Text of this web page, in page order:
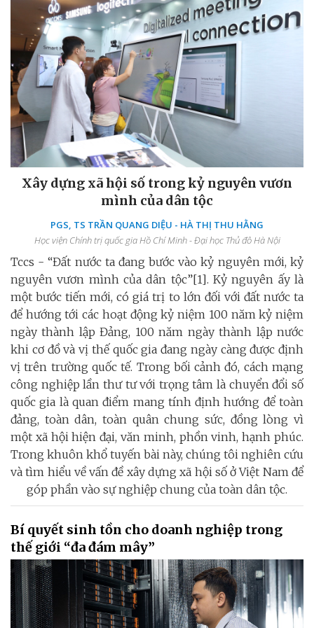
Xây dựng xã hội số trong kỷ nguyên vươn
mình của dân tộc
PGS, TS TRẦN QUANG DIỆU - HÀ THỊ THU HẰNG
Học viện Chính trị quốc gia Hồ Chí Minh - Đại học Thủ đô Hà Nội
Tccs - “Đất nước ta đang bước vào kỷ nguyên mới, kỷ
nguyên vươn mình của dân tộc”[1]. Kỷ nguyên ấy là
một bước tiến mới, có giá trị to lớn đối với đất nước ta
để hướng tới các hoạt động kỷ niệm 100 năm kỷ niệm
ngày thành lập Đảng, 100 năm ngày thành lập nước
khi cơ đồ và vị thế quốc gia đang ngày càng được định
vị trên trường quốc tế. Trong bối cảnh đó, cách mạng
công nghiệp lần thư tư với trọng tâm là chuyển đổi số
quốc gia là quan điểm mang tính định hướng để toàn
đảng, toàn dân, toàn quân chung sức, đồng lòng vì
một xã hội hiện đại, văn minh, phồn vinh, hạnh phúc.
Trong khuôn khổ tuyến bài này, chúng tôi nghiên cứu
và tìm hiểu về vấn đề xây dựng xã hội số ở Việt Nam để
góp phần vào sự nghiệp chung của toàn dân tộc.
Bí quyết sinh tồn cho doanh nghiệp trong
thế giới “đa đám mây”